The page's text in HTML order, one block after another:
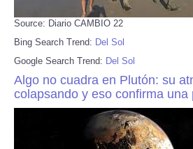
Source: Diario CAMBIO 22
Bing Search Trend: Del Sol
Google Search Trend: Del Sol
Algo no cuadra en Plutón: su
colapsando y eso confirma una